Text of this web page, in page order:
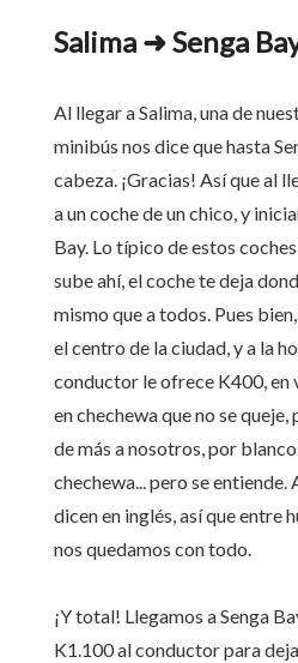
Salima ➜ Senga
Al llegar a Salima, una de
minibús nos dice que hasta
cabeza. ¡Gracias! Así que al
a un coche de un chico, y
Bay. Lo típico de estos
sube ahí, el coche te deja
mismo que a todos. Pues
el centro de la ciudad, y a la
conductor le ofrece K400, en
en chechewa que no se
de más a nosotros, por
chechewa... pero se entiende.
dicen en inglés, así que entre
nos quedamos con todo.
¡Y total! Llegamos a Senga
K1.100 al conductor para